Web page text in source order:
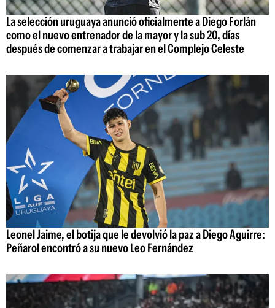
La selección uruguaya anunció oficialmente a Diego Forlán
como el nuevo entrenador de la mayor y la sub 20, días
después de comenzar a trabajar en el Complejo Celeste
Leonel Jaime, el botija que le devolvió la paz a Diego Aguirre:
Peñarol encontró a su nuevo Leo Fernández